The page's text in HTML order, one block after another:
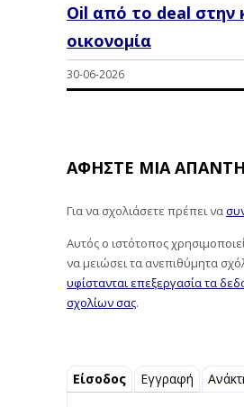
Oil από το deal στην
οικονομία
30-06-2026
ΑΦΉΣΤΕ ΜΙΑ
Για να σχολιάσετε πρέπει να
Αυτός ο ιστότοπος
να μειώσει τα ανεπιθύμητα
υφίστανται επεξεργασία τα
σχολίων σας.
Είσοδος Εγγραφή